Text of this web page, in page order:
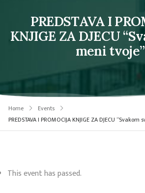
PREDSTAVA I
KNJIGE ZA DJECU
meni tvoje”
Home
Events
PREDSTAVA I PROMOCIJA KNJIGE ZA DJECU
This event has passed.